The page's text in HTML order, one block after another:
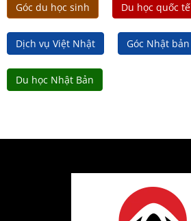
Góc du học sinh Du học quốc tế
Dịch vụ Việt Nhật Góc Nhật bản
Du học Nhật Bản